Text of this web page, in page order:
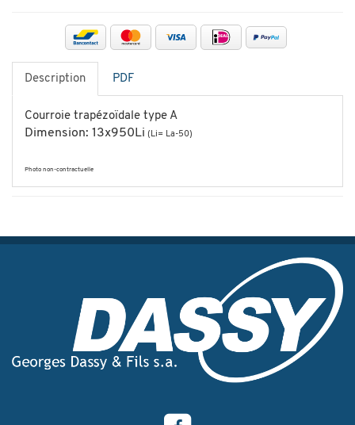
Description PDF
Courroie trapézoïdale type A
Dimension: 13x950Li (Li= La-50)
Photo non-contractuelle